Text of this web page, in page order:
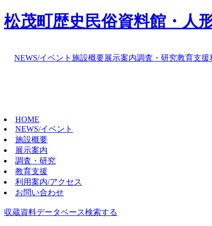
松茂町歴史民俗資料館・人
NEWS/イベント 施設概要展示案内調査・研究教育支援
HOME
NEWS/イベント
施設概要
展示案内
調査・研究
教育支援
利用案内/アクセス
お問い合わせ
収蔵資料データベース検索する